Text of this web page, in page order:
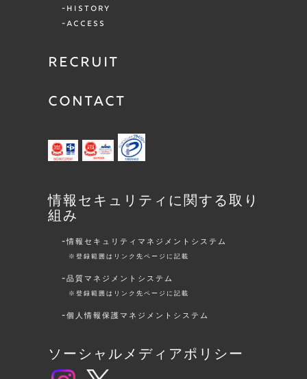
HISTORY
ACCESS
RECRUIT
CONTACT
情報セキュリティに関する取り
組み
情報セキュリティマネジメントシステム
※登録範囲はリンク先ページに記載
品質マネジメントシステム
※登録範囲はリンク先ページに記載
個人情報保護マネジメントシステム
ソーシャルメディアポリシー